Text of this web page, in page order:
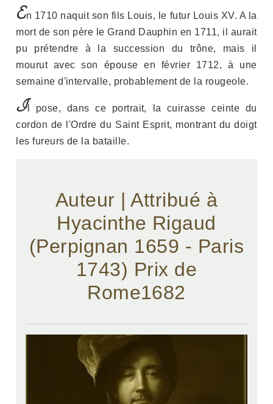
En 1710 naquit son fils Louis, le futur Louis XV. A la
mort de son père le Grand Dauphin en 1711, il aurait
pu prétendre à la succession du trône, mais il
mourut avec son épouse en février 1712, à une
semaine d'intervalle, probablement de la rougeole.
Il pose, dans ce portrait, la cuirasse ceinte du
cordon de l'Ordre du Saint Esprit, montrant du doigt
les fureurs de la bataille.
Auteur | Attribué à
Hyacinthe Rigaud
(Perpignan 1659 - Paris
1743) Prix de
Rome1682